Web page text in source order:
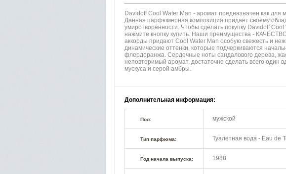
Davidoff Cool Water Man - аромат предназначен как
Данная парфюмерная композиция придает своему
умиротворенности. Чтобы сделать покупку Davidoff
нажмите кнопку купить. Наши преимущества -
аккорды придают Cool Water Man особую свежесть и
динамические оттенки, которые подчеркиваются
флердоранжа. Сердечные ноты сандалового дерева,
неповторимый аромат, достаточно сделать всего один
мускуса и серой амбры.
Дополнительная информация:
Пол: мужской
Тип парфюма: Туалетная вода - Eau de
Год начала выпуска: 1988